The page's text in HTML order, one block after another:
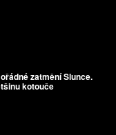
zatmění Slunce.
kotouče